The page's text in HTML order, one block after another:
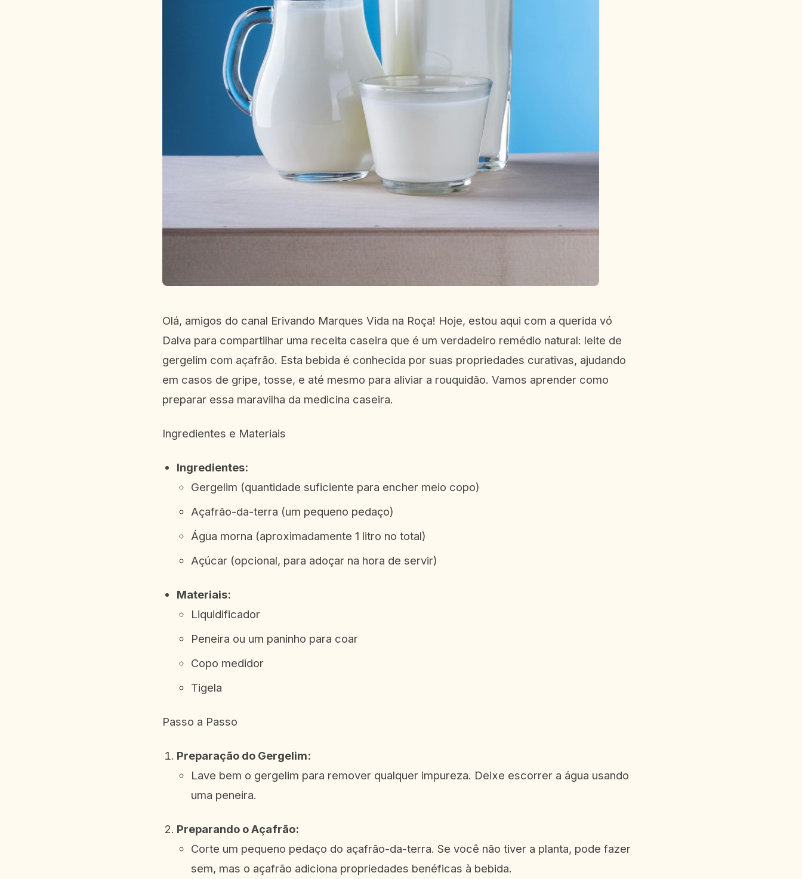
Olá, amigos do canal Erivando Marques Vida na Roça! Hoje, estou aqui com a querida vó
Dalva para compartilhar uma receita caseira que é um verdadeiro remédio natural: leite de
gergelim com açafrão. Esta bebida é conhecida por suas propriedades curativas, ajudando
em casos de gripe, tosse, e até mesmo para aliviar a rouquidão. Vamos aprender como
preparar essa maravilha da medicina caseira.
Ingredientes e Materiais
Ingredientes:
Gergelim (quantidade suficiente para encher meio copo)
Açafrão-da-terra (um pequeno pedaço)
Água morna (aproximadamente 1 litro no total)
Açúcar (opcional, para adoçar na hora de servir)
Materiais:
Liquidificador
Peneira ou um paninho para coar
Copo medidor
Tigela
Passo a Passo
Preparação do Gergelim:
Lave bem o gergelim para remover qualquer impureza. Deixe escorrer a água usando
uma peneira.
Preparando o Açafrão:
Corte um pequeno pedaço do açafrão-da-terra. Se você não tiver a planta, pode fazer
sem, mas o açafrão adiciona propriedades benéficas à bebida.